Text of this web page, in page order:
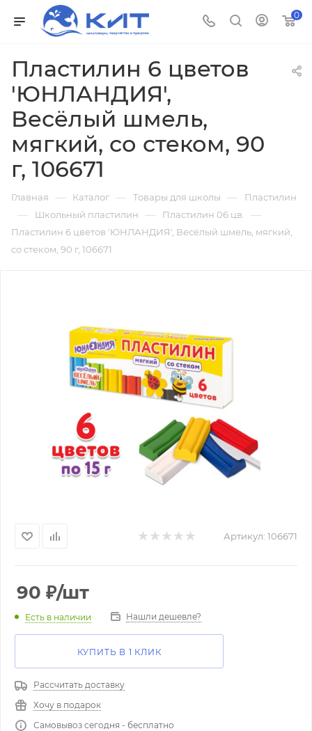
0
Пластилин 6 цветов
'ЮНЛАНДИЯ',
Весёлый шмель,
мягкий, со стеком, 90
г, 106671
Главная — Каталог — Товары для школы — Пластилин
— Школьный пластилин — Пластилин 06 цв. —
Пластилин 6 цветов 'ЮНЛАНДИЯ', Весёлый шмель, мягкий,
со стеком, 90 г, 106671
Артикул: 106671
90 ₽/шт
Есть в наличии Нашли дешевле?
КУПИТЬ В 1 КЛИК
Рассчитать доставку
Хочу в подарок
Самовывоз сегодня - бесплатно